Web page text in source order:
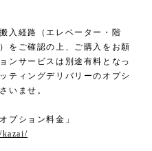
入経路（エレベーター・階
をご確認の上、ご購入をお願
ンサービスは別途有料となっ
ティングデリバリーのオプシ
いませ。
プション料金」